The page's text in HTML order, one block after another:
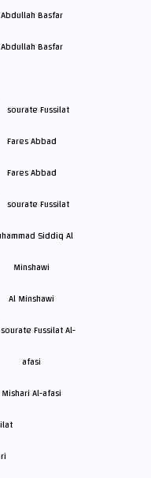
Abdullah Basfar
Fares Abbad
Al Minshawi
Mishari Al-afasi